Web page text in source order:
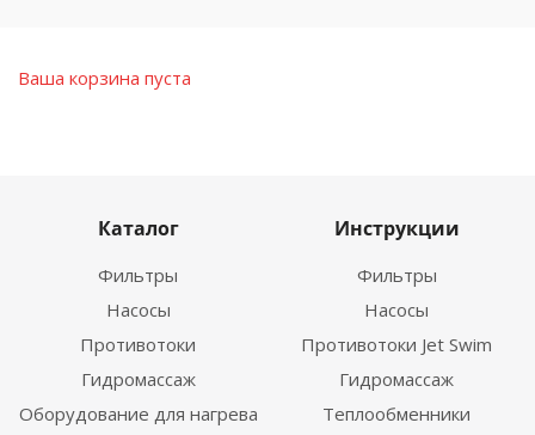
Ваша корзина пуста
Каталог
Фильтры
Насосы
Противотоки
Гидромассаж
Оборудование для нагрева
Инструкции
Фильтры
Насосы
Противотоки Jet Swim
Гидромассаж
Теплообменники